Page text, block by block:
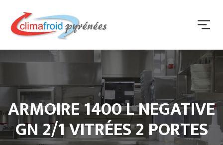
ARMOIRE 1400 L NEGATIVE
GN 2/1 VITRÉES 2 PORTES